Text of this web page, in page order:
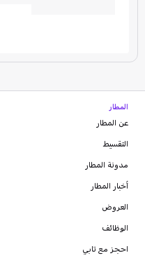
المطار
عن المطار
التقسيط
مدونة المطار
أخبار المطار
العروض
الوظائف
احجز مع تابي